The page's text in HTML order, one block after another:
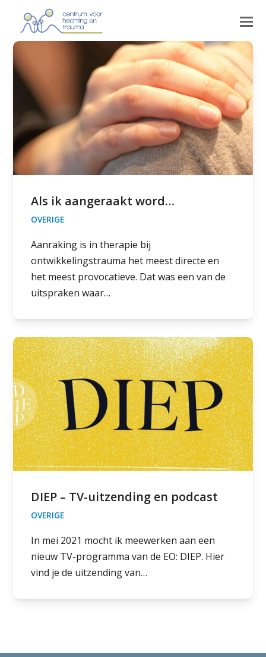
Als ik aangeraakt word…
OVERIGE
Aanraking is in therapie bij
ontwikkelingstrauma het meest directe en
het meest provocatieve. Dat was een van de
uitspraken waar…
DIEP – TV-uitzending en podcast
OVERIGE
In mei 2021 mocht ik meewerken aan een
nieuw TV-programma van de EO: DIEP. Hier
vind je de uitzending van…